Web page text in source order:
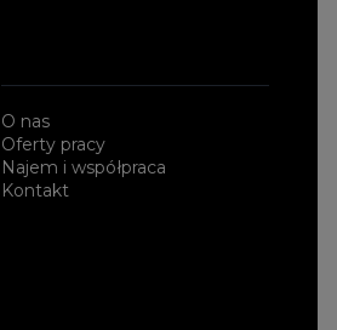
O nas
Oferty pracy
Najem i współpraca
Kontakt